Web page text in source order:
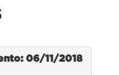
06/11/2018